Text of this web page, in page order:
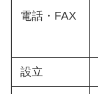
電話・FAX
設立